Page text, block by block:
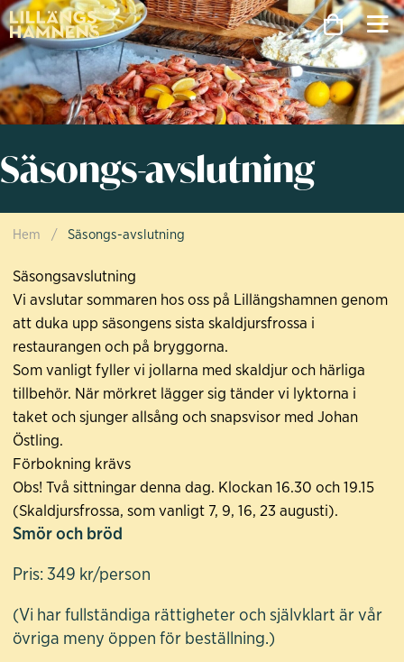
Säsongs-avslutning
Hem / Säsongs-avslutning
Säsongsavslutning
Vi avslutar sommaren hos oss på Lillängshamnen genom
att duka upp säsongens sista skaldjursfrossa i
restaurangen och på bryggorna.
Som vanligt fyller vi jollarna med skaldjur och härliga
tillbehör. När mörkret lägger sig tänder vi lyktorna i
taket och sjunger allsång och snapsvisor med Johan
Östling.
Förbokning krävs
Obs! Två sittningar denna dag. Klockan 16.30 och 19.15
(Skaldjursfrossa, som vanligt 7, 9, 16, 23 augusti).
Smör och bröd
Pris: 349 kr/person
(Vi har fullständiga rättigheter och självklart är vår
övriga meny öppen för beställning.)